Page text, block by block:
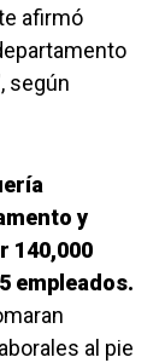
afirmó
según
y
140,000
empleados.
al pie